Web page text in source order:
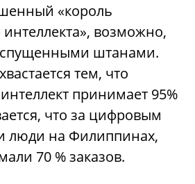
«король
интеллекта», возможно,
штанами.
тем, что
принимает 95%
что за цифровым
люди на Филиппинах,
70 % заказов.